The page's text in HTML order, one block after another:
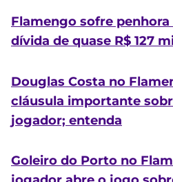
Flamengo sofre
dívida de quase R$ 127
Douglas Costa no
cláusula importante
jogador; entenda
Goleiro do Porto no